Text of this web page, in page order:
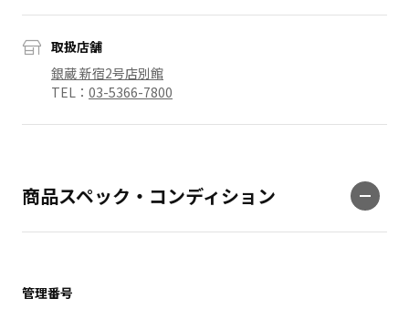
取扱店舗
銀蔵 新宿2号店別館
TEL： 03-5366-7800
商品スペック・コンディション
管理番号